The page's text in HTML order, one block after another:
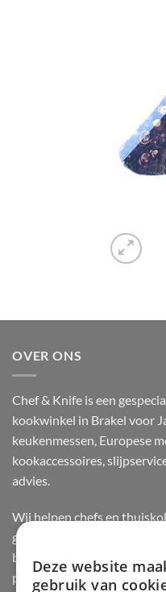
OVER ONS
Chef & Knife is een
kookwinkel in Brakel voor
keukenmessen, Europese
kookaccessoires,
advies.
Wij helpen chefs en
gebruiken en onderhouden
basis van staalsoort, balans,
praktijkervaring.
Deze website
gebruik van